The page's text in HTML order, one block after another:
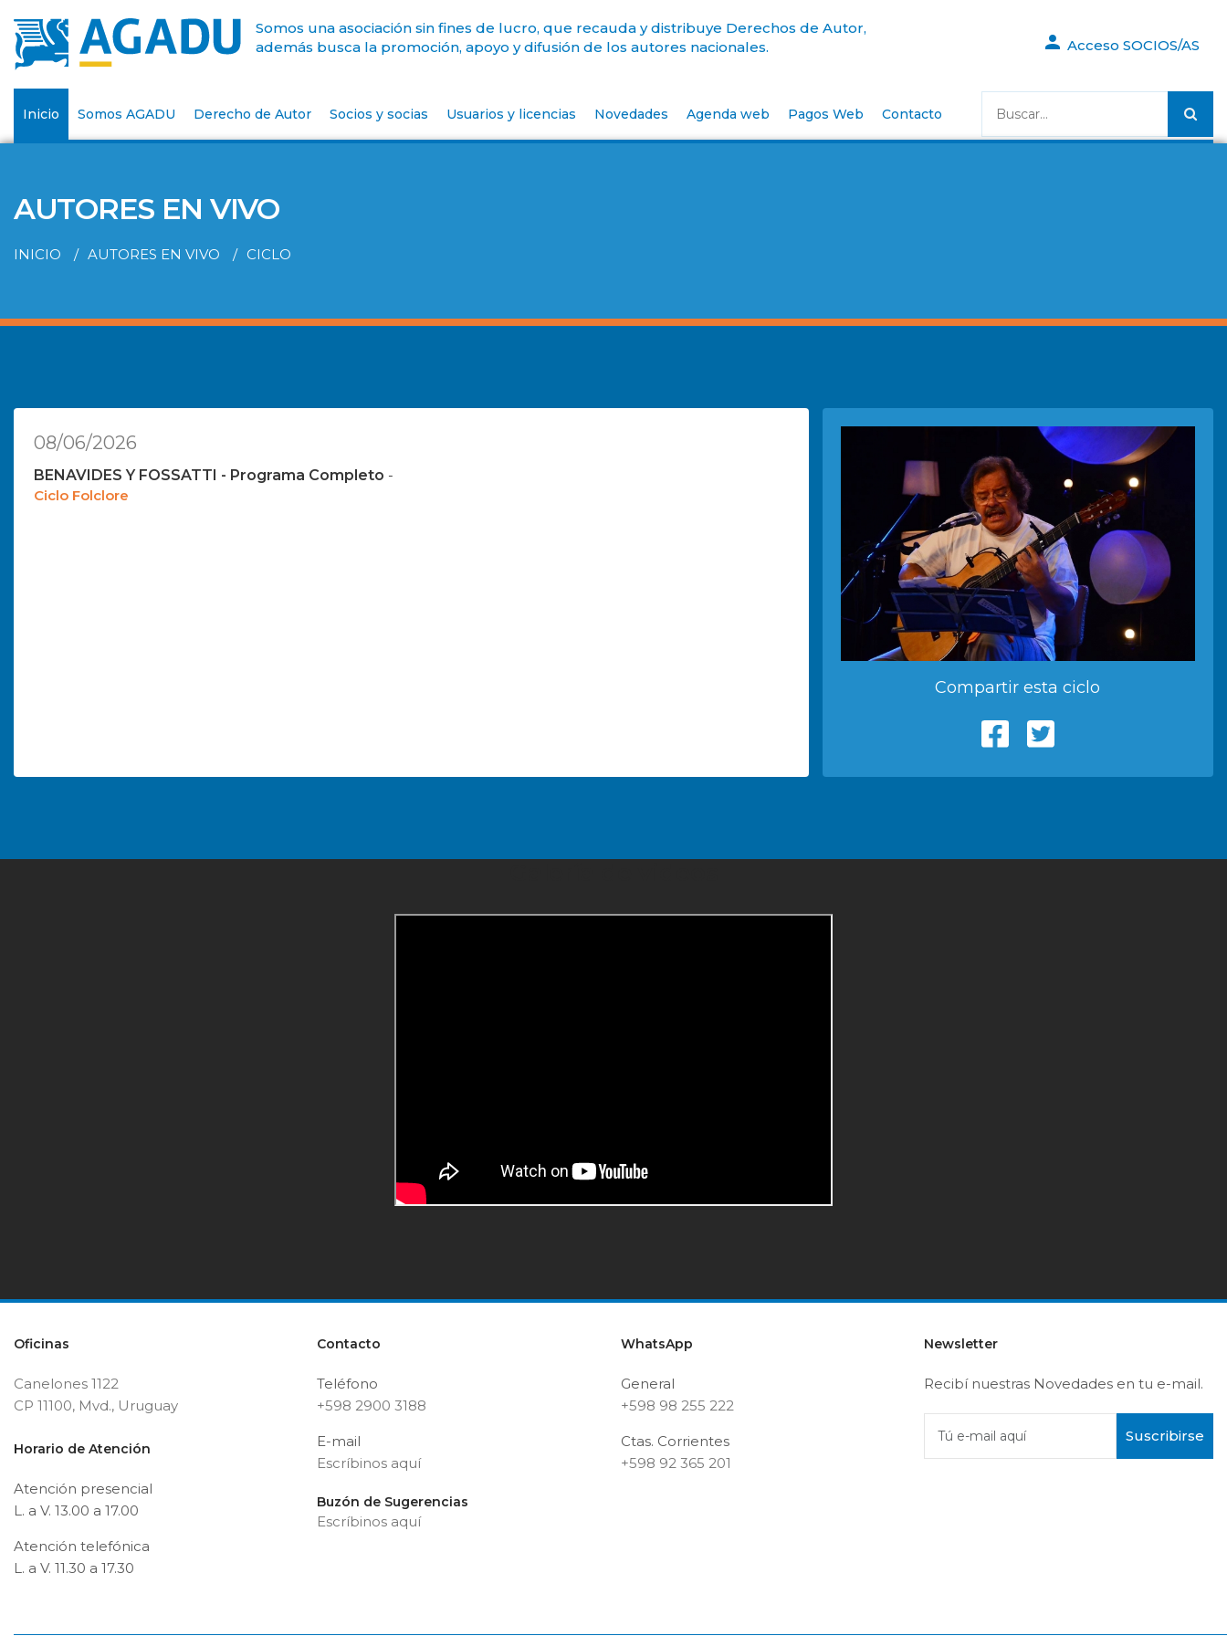
Somos una asociación sin fines de lucro, que recauda y distribuye Derechos de Autor,
además busca la promoción, apoyo y difusión de los autores nacionales.
Acceso SOCIOS/AS
Inicio Somos AGADU Derecho de Autor Socios y socias Usuarios y licencias Novedades Agenda web Pagos Web Contacto
AUTORES EN VIVO
INICIO AUTORES EN VIVO CICLO
08/06/2026
BENAVIDES Y FOSSATTI - Programa Completo -
Ciclo Folclore
Compartir esta ciclo
Oficinas
Canelones 1122
CP 11100, Mvd., Uruguay
Horario de Atención
Atención presencial
L. a V. 13.00 a 17.00
Atención telefónica
L. a V. 11.30 a 17.30
Contacto
Teléfono
+598 2900 3188
E-mail
Escríbinos aquí
Buzón de Sugerencias
Escríbinos aquí
WhatsApp
General
+598 98 255 222
Ctas. Corrientes
+598 92 365 201
Newsletter
Recibí nuestras Novedades en tu e-mail.
Tú e-mail aquí Suscribirse